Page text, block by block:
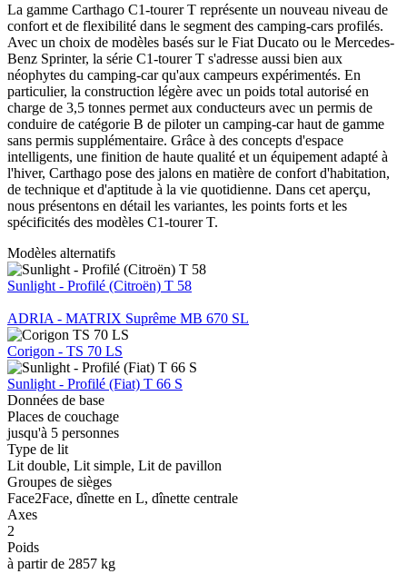
La gamme Carthago C1-tourer T représente un nouveau niveau de
confort et de flexibilité dans le segment des camping-cars profilés.
Avec un choix de modèles basés sur le Fiat Ducato ou le Mercedes-
Benz Sprinter, la série C1-tourer T s'adresse aussi bien aux
néophytes du camping-car qu'aux campeurs expérimentés. En
particulier, la construction légère avec un poids total autorisé en
charge de 3,5 tonnes permet aux conducteurs avec un permis de
conduire de catégorie B de piloter un camping-car haut de gamme
sans permis supplémentaire. Grâce à des concepts d'espace
intelligents, une finition de haute qualité et un équipement adapté à
l'hiver, Carthago pose des jalons en matière de confort d'habitation,
de technique et d'aptitude à la vie quotidienne. Dans cet aperçu,
nous présentons en détail les variantes, les points forts et les
spécificités des modèles C1-tourer T.
Modèles alternatifs
Sunlight - Profilé (Citroën) T 58
ADRIA - MATRIX Suprême MB 670 SL
Corigon - TS 70 LS
Sunlight - Profilé (Fiat) T 66 S
Données de base
Places de couchage
jusqu'à 5 personnes
Type de lit
Lit double, Lit simple, Lit de pavillon
Groupes de sièges
Face2Face, dînette en L, dînette centrale
Axes
2
Poids
à partir de 2857 kg